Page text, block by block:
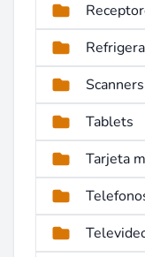
Scanners
Tablets